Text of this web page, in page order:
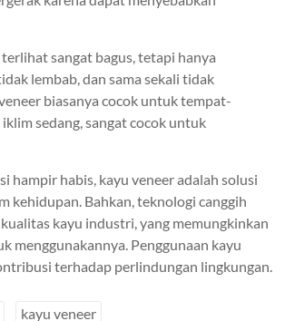
sangat bagus, tetapi hanya
lembab, dan sama sekali tidak
biasanya cocok untuk tempat-
sedang, sangat cocok untuk
hampir habis, kayu veneer adalah solusi
Bahkan, teknologi canggih
kayu industri, yang memungkinkan
menggunakannya. Penggunaan kayu
terhadap perlindungan lingkungan.
kayu veneer